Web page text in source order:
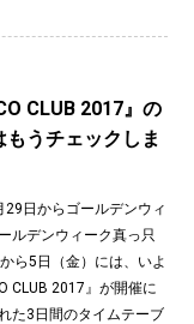
CLUB 2017』の
うチェックしま
日からゴールデンウィ
ルデンウィーク真っ只
ら5日（金）には、いよ
CLUB 2017』が開催に
た3日間のタイムテーブ